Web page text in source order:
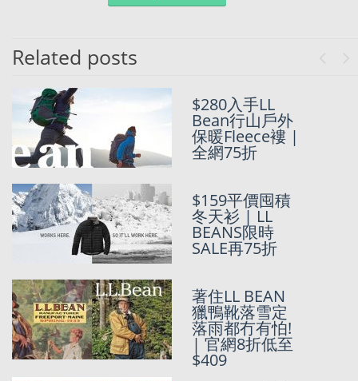
Related posts
美國LLBean官
網4折
Clearance
Sale |
SunMarket獨
美國LLBean官
網4折Summer
Sale |
2折起
Clearance 再8
折! L.L.Bean美
國官網優惠
$280入手LL
Bean行山戶外
保暖Fleece褸 |
全網75折
$159平價囤積
冬天衫 | LL
BEANS限時
SALE再75折
著住LL BEAN
獵鴨靴落雪定
落雨都冇有怕!
| 官網8折低至
$409